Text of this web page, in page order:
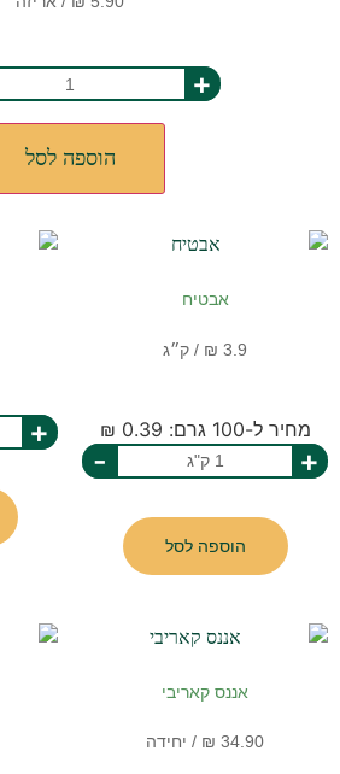
+
הוספה לסל
אבטיח
מחיר ל-100 גרם: 0.39 ₪
+
-
הוספה לסל
+
אננס קאריבי